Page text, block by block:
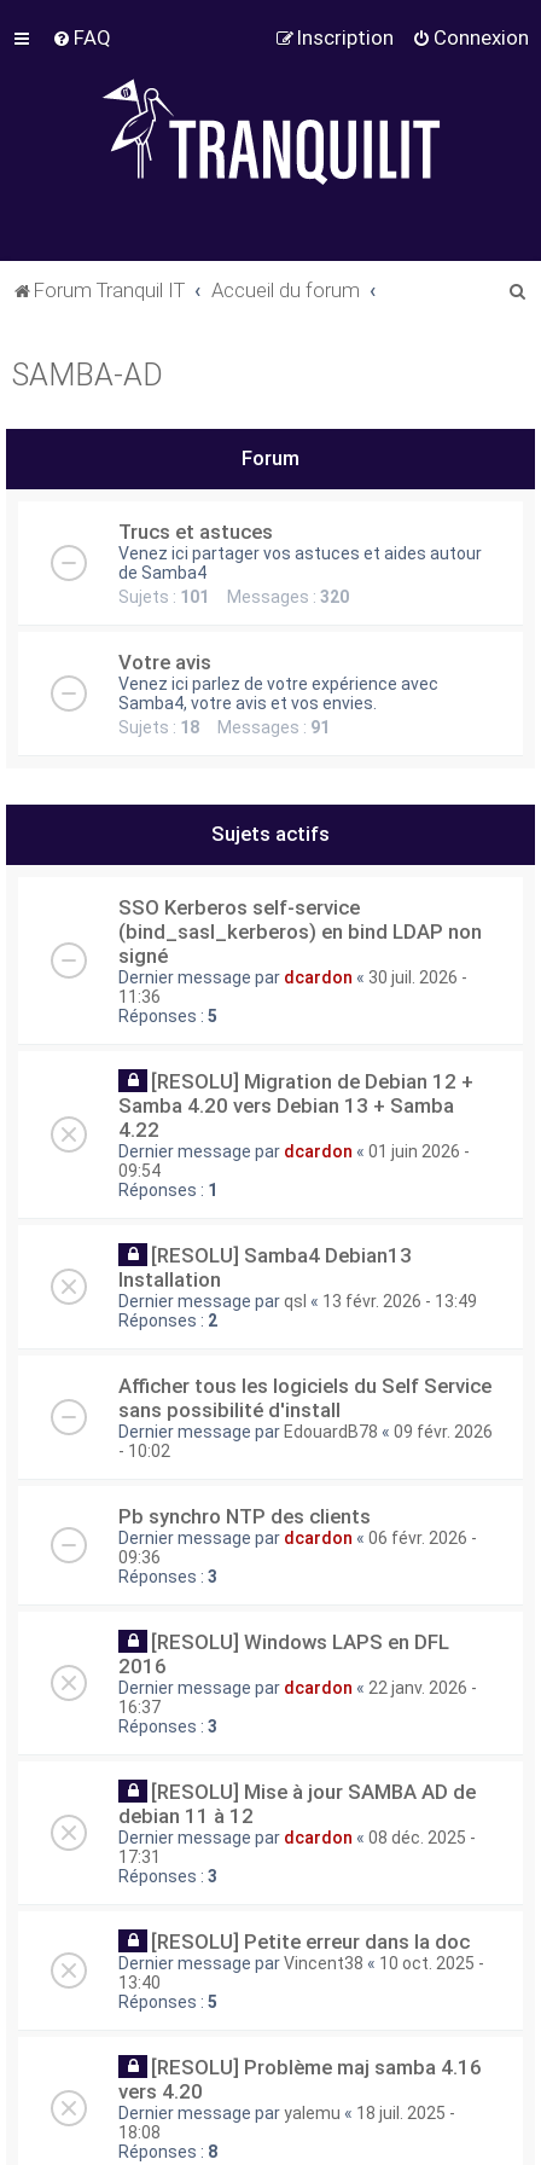
FAQ Connexion
Inscription
Forum Tranquil IT Accueil du forum
e
c
SAMBA-AD
Forum
Trucs et astuces
Venez ici partager vos astuces et aides autour
de Samba4
Sujets : 101 Messages : 320
Votre avis
Venez ici parlez de votre expérience avec
Samba4, votre avis et vos envies.
Sujets : 18 Messages : 91
Sujets actifs
SSO Kerberos self-service
(bind_sasl_kerberos) en bind LDAP non
signé
Dernier message par dcardon « 30 juil. 2026 -
11:36
Réponses : 5
[RESOLU] Migration de Debian 12 +
Samba 4.20 vers Debian 13 + Samba
4.22
Dernier message par dcardon « 01 juin 2026 -
09:54
Réponses : 1
[RESOLU] Samba4 Debian13
Installation
Dernier message parqsl « 13 févr. 2026 - 13:49
Réponses : 2
Afficher tous les logiciels du Self Service
sans possibilité d'install
Dernier message par EdouardB78 « 09 févr. 2026
- 10:02
Pb synchro NTP des clients
Dernier message par dcardon « 06 févr. 2026 -
09:36
Réponses : 3
[RESOLU] Windows LAPS en DFL
2016
Dernier message par dcardon « 22 janv. 2026 -
16:37
Réponses : 3
[RESOLU] Mise à jour SAMBA AD de
debian 11 à 12
Dernier message par dcardon « 08 déc. 2025 -
17:31
Réponses : 3
[RESOLU] Petite erreur dans la doc
Dernier message parVincent38 « 10 oct. 2025 -
13:40
Réponses : 5
[RESOLU] Problème maj samba 4.16
vers 4.20
Dernier message paryalemu « 18 juil. 2025 -
18:08
Réponses : 8